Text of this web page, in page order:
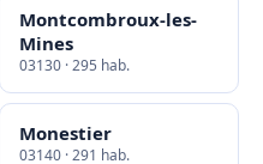
Montcombroux-les-
Mines
03130 · 295 hab.
Monestier
03140 · 291 hab.